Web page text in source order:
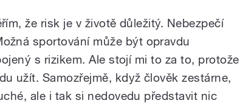
že risk je v životě důležitý. Nebezpečí
sportování může být opravdu
s rizikem. Ale stojí mi to za to, protože
užít. Samozřejmě, když člověk zestárne,
ale i tak si nedovedu představit nic